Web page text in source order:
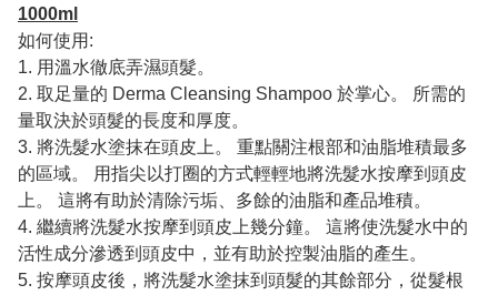
1000ml
如何使用:
1. 用溫水徹底弄濕頭髮。
2. 取足量的 Derma Cleansing Shampoo 於掌心。 所需的
量取決於頭髮的長度和厚度。
3. 將洗髮水塗抹在頭皮上。 重點關注根部和油脂堆積最多
的區域。 用指尖以打圈的方式輕輕地將洗髮水按摩到頭皮
上。 這將有助於清除污垢、多餘的油脂和產品堆積。
4. 繼續將洗髮水按摩到頭皮上幾分鐘。 這將使洗髮水中的
活性成分滲透到頭皮中，並有助於控製油脂的產生。
5. 按摩頭皮後，將洗髮水塗抹到頭髮的其餘部分，從髮根